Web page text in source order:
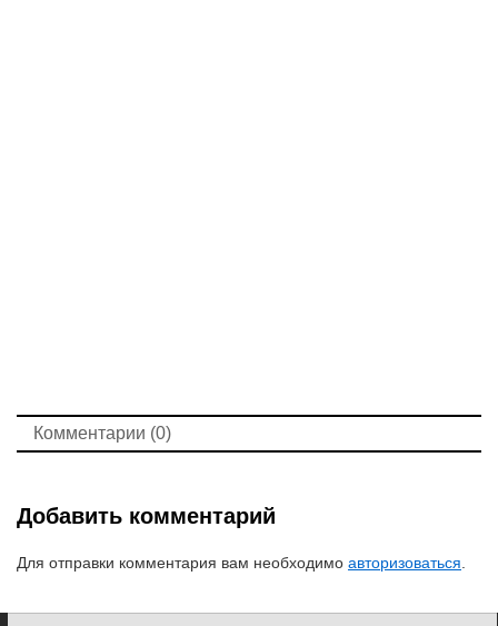
Комментарии (0)
Добавить комментарий
Для отправки комментария вам необходимо авторизоваться.